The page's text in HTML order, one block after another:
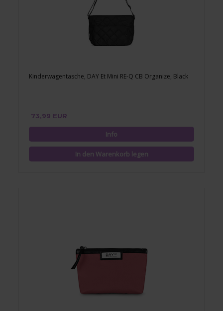
Kinderwagentasche, DAY Et Mini RE-Q CB Organize, Black
73,99 EUR